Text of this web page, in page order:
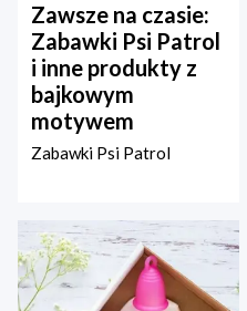
Zawsze na czasie:
Zabawki Psi Patrol
i inne produkty z
bajkowym
motywem
Zabawki Psi Patrol